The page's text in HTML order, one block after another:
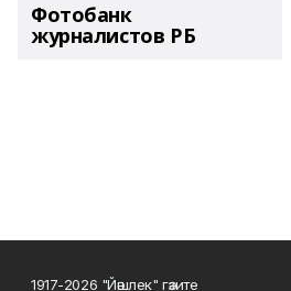
Фотобанк
журналистов РБ
1917-2026 "Йәшлек" гәзите